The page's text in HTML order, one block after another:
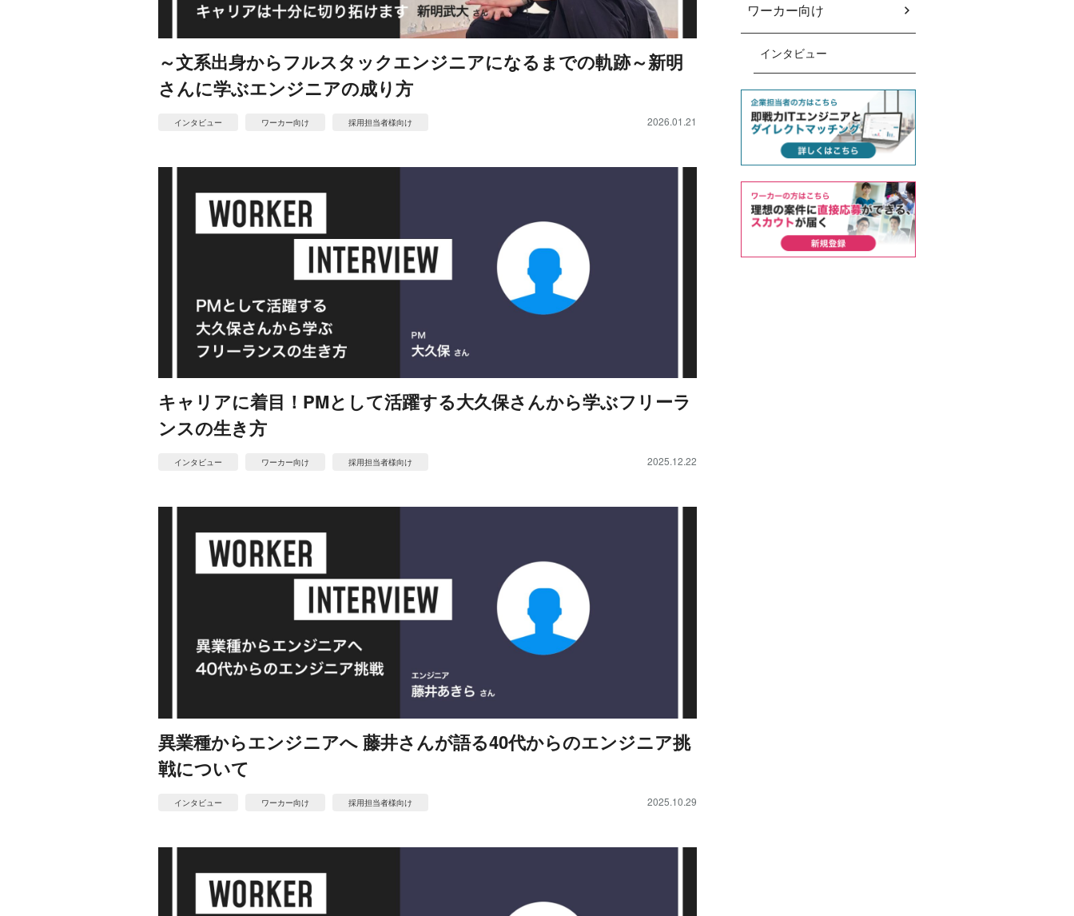
～文系出身からフルスタックエンジニアになるまでの軌跡～新明
さんに学ぶエンジニアの成り方
インタビュー ワーカー向け 採用担当者様向け 2026.01.21
キャリアに着目！PMとして活躍する大久保さんから学ぶフリーラ
ンスの生き方
インタビュー ワーカー向け 採用担当者様向け 2025.12.22
異業種からエンジニアへ 藤井さんが語る40代からのエンジニア挑
戦について
インタビュー ワーカー向け 採用担当者様向け 2025.10.29
ワーカー向け
インタビュー